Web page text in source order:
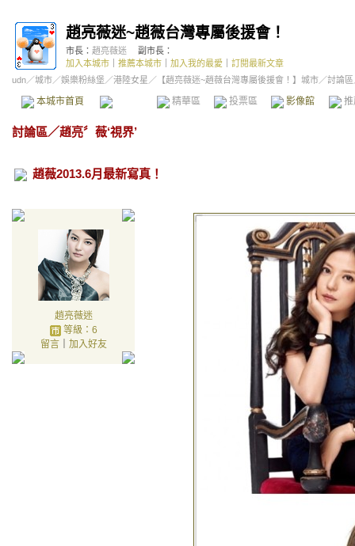
趙亮薇迷~趙薇台灣專屬後援會！
市長： 趙亮薇迷
副市長：
加入本城市
推薦本城市 加入我的最愛
訂閱最新文章
udn／城市／娛樂粉絲堡 ／港陸女星 ／ 【趙亮薇迷~趙薇台灣專屬後援會！】城市／討論
本城市首頁 精華區 投票區 影像館
討論區／趙亮〞薇‘視界’
趙薇2013.6月最新寫真！
趙亮薇迷
等級：6
留言｜ 加入好友